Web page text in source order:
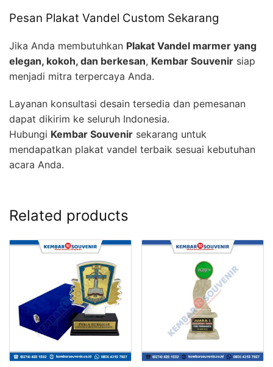
Pesan Plakat Vandel Custom Sekarang
Jika Anda membutuhkan Plakat Vandel marmer yang
elegan, kokoh, dan berkesan, Kembar Souvenir siap
menjadi mitra terpercaya Anda.
Layanan konsultasi desain tersedia dan pemesanan
dapat dikirim ke seluruh Indonesia.
Hubungi Kembar Souvenir sekarang untuk
mendapatkan plakat vandel terbaik sesuai kebutuhan
acara Anda.
Related products